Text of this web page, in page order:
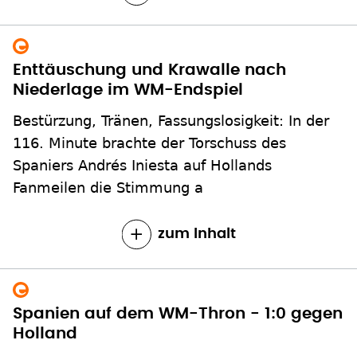
Enttäuschung und Krawalle nach
Niederlage im WM-Endspiel
Bestürzung, Tränen, Fassungslosigkeit: In der
116. Minute brachte der Torschuss des
Spaniers Andrés Iniesta auf Hollands
Fanmeilen die Stimmung a
zum Inhalt
Spanien auf dem WM-Thron - 1:0 gegen
Holland